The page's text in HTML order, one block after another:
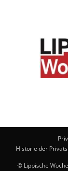
Historie der
© Lippische